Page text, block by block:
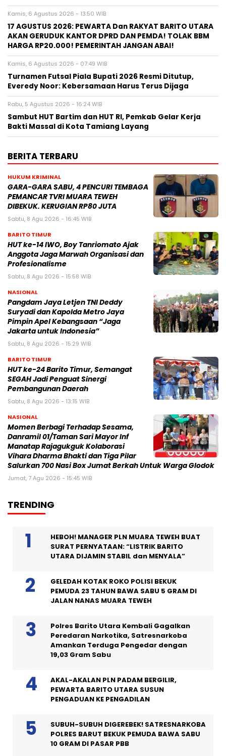
Kamis, 6 Agustus 2026 - 13:50 WIB
17 AGUSTUS 2026: PEWARTA Dan RAKYAT BARITO UTARA
AKAN GERUDUK KANTOR DPRD DAN PEMDA! TOLAK BBM
HARGA RP20.000! PEMERINTAH JANGAN ABAI!
Kamis, 6 Agustus 2026 - 07:49 WIB
Turnamen Futsal Piala Bupati 2026 Resmi Ditutup,
Everedy Noor: Kebersamaan Harus Terus Dijaga
Rabu, 5 Agustus 2026 - 16:24 WIB
Sambut HUT Bartim dan HUT RI, Pemkab Gelar Kerja
Bakti Massal di Kota Tamiang Layang
BERITA TERBARU
HUKUM KRIMINAL
GARA-GARA SABU, 4 PENCURI TEMBAGA
PEMANCAR TVRI MUARA TEWEH
DIBEKUK. KERUGIAN RP80 JUTA
Sabtu, 8 Agu 2026 - 16:45 WIB
BARITO TIMUR
HUT ke-14 IWO, Boy Tanriomato Ajak
Anggota Jaga Marwah Organisasi dan
Profesionalisme
Sabtu, 8 Agu 2026 - 15:58 WIB
NASIONAL
Pangdam Jaya Letjen TNI Deddy
Suryadi dan Kapolda Metro Jaya
Pimpin Apel Kebangsaan “Jaga
Jakarta untuk Indonesia”
Sabtu, 8 Agu 2026 - 15:29 WIB
BARITO TIMUR
HUT ke-24 Barito Timur, Semangat
SEGAH Jadi Penguat Sinergi
Pembangunan Daerah
Sabtu, 8 Agu 2026 - 13:15 WIB
NASIONAL
Momen Berbagi Terhadap Sesama,
Danramil 01/Taman Sari Mayor Inf
Manatap Rajagukguk Kolaborasi
Vihara Dharma Bhakti dan Tiga Pilar
Salurkan 700 Nasi Box Jumat Berkah Untuk Warga Glodok
Jumat, 7 Agu 2026 - 15:45 WIB
TRENDING
HEBOH! MANAGER PLN MUARA TEWEH BUAT
SURAT PERNYATAAN: “LISTRIK BARITO
UTARA DIJAMIN STABIL dan MENYALA”
GELEDAH KOTAK ROKO POLISI BEKUK
PEMUDA 23 TAHUN BAWA SABU 5 GRAM DI
JALAN NANAS MUARA TEWEH
Polres Barito Utara Kembali Gagalkan
Peredaran Narkotika, Satresnarkoba
Amankan Terduga Pengedar dengan
19,03 Gram Sabu
AKAL-AKALAN PLN PADAM BERGILIR,
PEWARTA BARITO UTARA SUSUN
PENGADUAN KE PENGADILAN
SUBUH-SUBUH DIGEREBEK! SATRESNARKOBA
POLRES BARUT BEKUK PEMUDA BAWA SABU
10 GRAM DI PASAR PBB